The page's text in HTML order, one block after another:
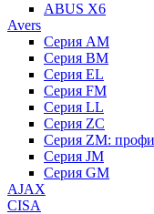
ABUS X6
Avers
Серия AM
Серия BM
Серия EL
Серия FM
Серия LL
Серия ZC
Серия ZM:
Серия JM
Серия GM
AJAX
CISA